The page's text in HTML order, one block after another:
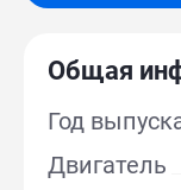
Общая
Год
Двигатель